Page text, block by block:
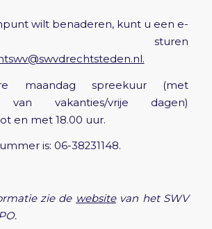
wilt benaderen, kunt u een e-
sturen
maandag spreekuur (met
van vakanties/vrije dagen)
en met 18.00 uur.
is: 06-38231148.
zie de websitevan het SWV
.